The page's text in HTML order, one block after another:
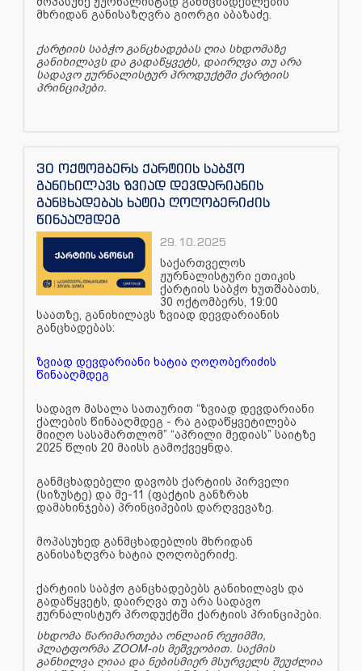
მხრიდან განისაზღვრა გიორგი აბაზაძე.
ქარტიის საბჭო განცხადებას ღია სხდომაზე
განიხილავს და გადაწყვეტს, დაირღვა თუ არა
სადავო ჟურნალისტურ პროდუქტში ქარტიის
პრინციპები.
30 ოქტომბერს ქარტიის საბჭო
განიხილავს ზვიად დევდარიანის
განცხადებას ხატია ღოღობერიძის
წინააღმდეგ
29.10.2025
საქართველოს
ჟურნალისტური ეთიკის
ქარტიის საბჭო ხუთშაბათს,
30 ოქტომბერს, 19:00
საათზე, განიხილავს ზვიად დევდარიანის
განცხადებას:
ზვიად დევდარიანი ხატია ღოღობერიძის
წინააღმდეგ
სადავო მასალა სათაურით “ზვიად დევდარიანი
ქალების წინააღმდეგ - რა გადაწყვეტილება
მიიღო სასამართლომ” “აპრილი მედიას” საიტზე
2025 წლის 20 მაისს გამოქვეყნდა.
განმცხადებელი დავობს ქარტიის პირველი
(სიზუსტე) და მე-11 (ფაქტის განზრახ
დამახინჯება) პრინციპების დარღვევაზე.
მოპასუხედ განმცხადებლის მხრიდან
განისაზღვრა ხატია ღოღობერიძე.
ქარტიის საბჭო განცხადებებს განიხილავს და
გადაწყვეტს, დაირღვა თუ არა სადავო
ჟურნალისტურ პროდუქტში ქარტიის პრინციპები.
სხდომა წარიმართება ონლაინ რეჟიმში,
პლატფორმა ZOOM-ის მეშვეობით. საქმის
განხილვა ღიაა და ნებისმიერ მსურველს შეუძლია